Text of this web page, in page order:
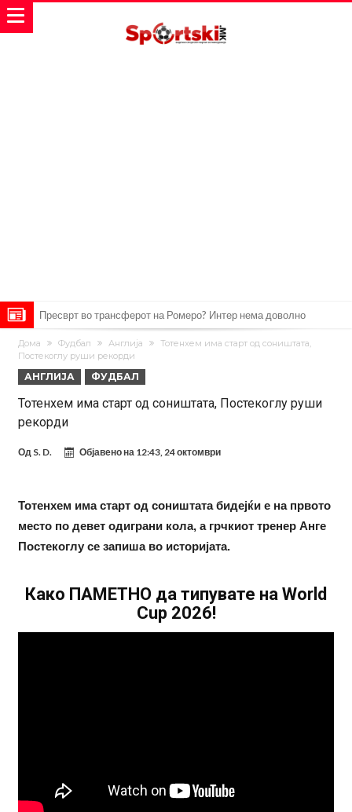
Пресврт во трансферот на Ромеро? Интер нема доволно
средства, Атлетико ја следи ситуацијата
ГОТОВО Е! Челси носи нов лев бек – трансфер вреден 21 милион
евра
Рафаел Леао со нова понуда од Турција
Фиренца во транс од Мастантоно
Продаден резервниот голман на Сити за 50 милиони евра
Замена за Влаховиќ: Напаѓачот на Манчестер доаѓа во Јувентус!
УЕФА повторно се заканува со бојкот на турнирите на ФИФА
поради Инфантино
Мурињо бесен поради одлуката на Реал: Протекоа детали од
Дома Фудбал Англија
Тотенхем има старт од соништата,
Постекоглу руши рекорди
АНГЛИЈА ФУДБАЛ
Тотенхем има старт од соништата, Постекоглу руши
рекорди
Од S. D. Објавено на 12:43, 24 октомври
Тотeнхем има старт од соништата бидејќи е на првото
место по девет одиграни кола, а грчкиот тренер Анге
Постекоглу се запиша во историјата.
Како ПАМЕТНО да типувате на World
Cup 2026!